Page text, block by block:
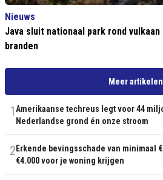
Nieuws
Java sluit nationaal park rond
branden
Meer artikelen
1Amerikaanse techreus legt voor 44
Nederlandse grond én onze stroom
2 Erkende bevingsschade van minimaal
€4.000 voor je woning krijgen